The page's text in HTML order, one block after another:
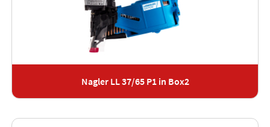
Nagler LL 37/65 P1 in Box2